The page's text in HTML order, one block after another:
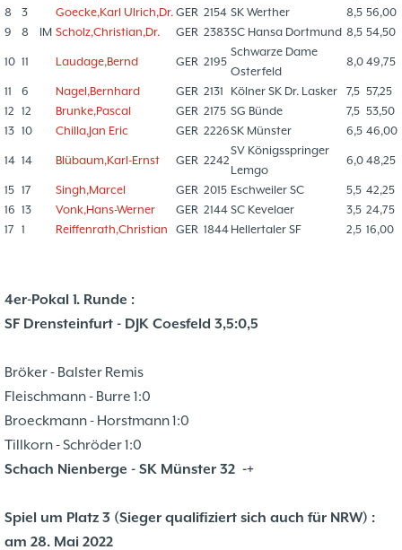
8
3 Goecke,Karl Ulrich,Dr. GER 2154 SK Werther 8,5 56,00
9
8 IM Scholz,Christian,Dr. GER 2383SC Hansa Dortmund 8,5 54,50
10 11 Laudage,Bernd GER 2195
Schwarze Dame
Osterfeld
8,0 49,75
11 6 Nagel,Bernhard GER 2131 Kölner SK Dr. Lasker 7,5 57,25
12 12 Brunke,Pascal GER 2175 SG Bünde 7,5 53,50
13 10 Chilla,Jan Eric GER 2226SK Münster 6,5 46,00
14 14 Blübaum,Karl-Ernst GER 2242
SV Königsspringer
Lemgo
6,0 48,25
15 17 Singh,Marcel GER 2015 Eschweiler SC 5,5 42,25
16 13 Vonk,Hans-Werner GER 2144 SC Kevelaer 3,5 24,75
17 1 Reiffenrath,Christian GER 1844 Hellertaler SF 2,5 16,00
4er-Pokal 1. Runde :
SF Drensteinfurt - DJK Coesfeld 3,5:0,5
Bröker - Balster Remis
Fleischmann - Burre 1:0
Broeckmann - Horstmann 1:0
Tillkorn - Schröder 1:0
Schach Nienberge - SK Münster 32 -+
Spiel um Platz 3 (Sieger qualifiziert sich auch für NRW) :
am 28. Mai 2022